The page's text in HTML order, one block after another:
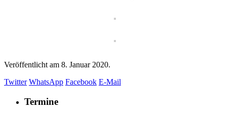
Veröffentlicht am 8. Januar 2020.
Twitter WhatsApp Facebook E-Mail
Termine